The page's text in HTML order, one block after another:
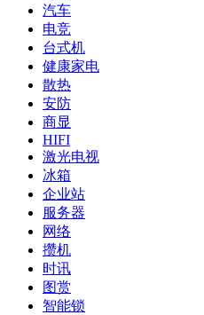
汽车
电竞
台式机
健康家电
散热
安防
商显
HIFI
激光电视
冰箱
企业站
服务器
网络
攒机
时讯
图赏
智能锁